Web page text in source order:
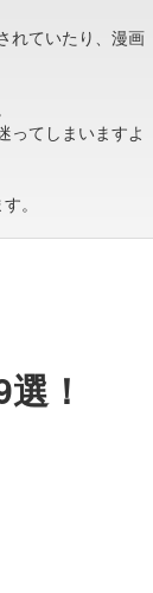
れていたり、漫画
ってしまいますよ
。
！